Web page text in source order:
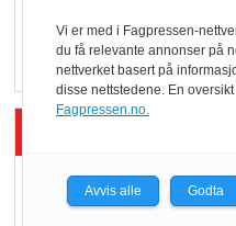
Vi er med i Fagpressen-
du få relevante annonser på
nettverket basert på
disse nettstedene. En
Fagpressen.no.
Avvis alle Godta